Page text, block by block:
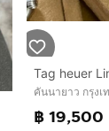
Tag heuer
คันนายาว กรุง
฿ 19,500